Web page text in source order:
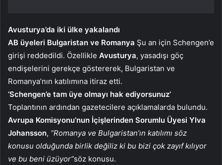
Avusturya’da iki ülke yakalandı
AB üyeleri Bulgaristan ve Romanya Şu an için Schengen’e
girişi reddedildi. Özellikle Avusturya, yasadışı göç
endişelerini gerekçe göstererek, Bulgaristan ve
Romanya’nın katılımına itiraz etti.
‘Schengen’e tam üye olmayı hak ediyorsunuz’
Toplantının ardından gazetecilere açıklamalarda bulundu.
Avrupa Komisyonu’nun İçişlerinden Sorumlu Üyesi Ylva
Johansson, “Romanya ve Bulgaristan’ın katılımı söz
konusu olduğunda birlik değiliz ki bu bizi çok zayıf kılıyor
ve bu beni üzüyor”söz konusu.